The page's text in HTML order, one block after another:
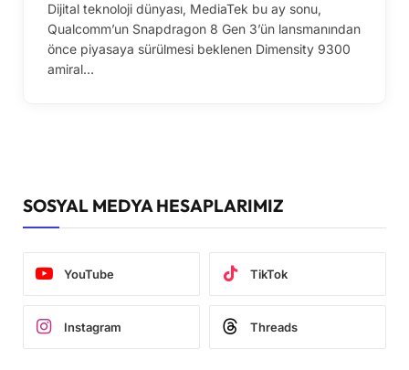
Dijital teknoloji dünyası, MediaTek bu ay sonu,
Qualcomm’un Snapdragon 8 Gen 3’ün lansmanından
önce piyasaya sürülmesi beklenen Dimensity 9300
amiral…
SOSYAL MEDYA HESAPLARIMIZ
YouTube TikTok
Instagram Threads